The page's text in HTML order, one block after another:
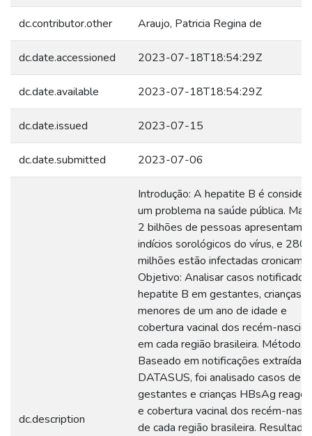
dc.contributor.other Araujo, Patricia Regina de
dc.date.accessioned 2023-07-18T18:54:29Z
dc.date.available 2023-07-18T18:54:29Z
dc.date.issued 2023-07-15
dc.date.submitted 2023-07-06
dc.description
Introdução: A hepatite B é
um problema na saúde pública.
2 bilhões de pessoas apresentam
indícios sorológicos do vírus, e 280
milhões estão infectadas
Objetivo: Analisar casos
hepatite B em gestantes, crianças
menores de um ano de idade e
cobertura vacinal dos recém-
em cada região brasileira. Método:
Baseado em notificações extraídas
DATASUS, foi analisado casos de
gestantes e crianças HBsAg
e cobertura vacinal dos recém-
de cada região brasileira.